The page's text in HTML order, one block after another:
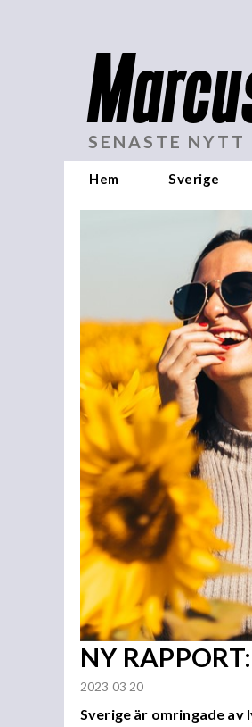
SENASTE NYTT
Hem Sverige
NY
2023 03 20
Sverige är omringade av